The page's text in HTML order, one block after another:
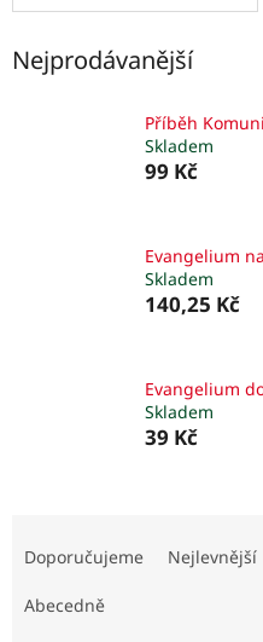
Nejprodávanější
Příběh
Skladem
99 Kč
Evangelium
Skladem
140,25 Kč
Evangelium
Skladem
39 Kč
Doporučujeme Nejlevnější
Abecedně